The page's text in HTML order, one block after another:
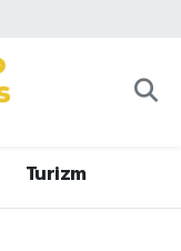
Turizm